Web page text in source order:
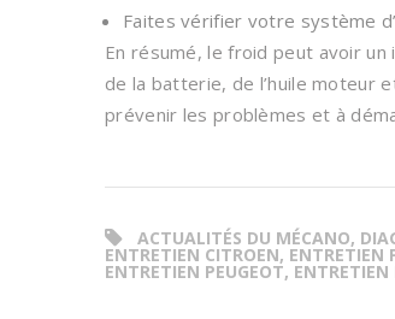
Faites vérifier votre système
En résumé, le froid peut avoir
de la batterie, de l’huile moteur
prévenir les problèmes et à
ACTUALITÉS DU MÉCANO,
ENTRETIEN CITROEN, ENTRETIEN
ENTRETIEN PEUGEOT,